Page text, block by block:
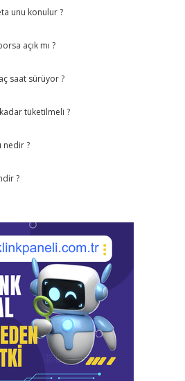
unu konulur ?
açık mı ?
saat sürüyor ?
tüketilmeli ?
nedir ?
?